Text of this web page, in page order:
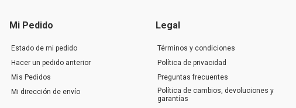
Mi Pedido
Estado de mi pedido
Hacer un pedido anterior
Mis Pedidos
Mi dirección de envío
Legal
Términos y condiciones
Política de privacidad
Preguntas frecuentes
Política de cambios, devoluciones y
garantías